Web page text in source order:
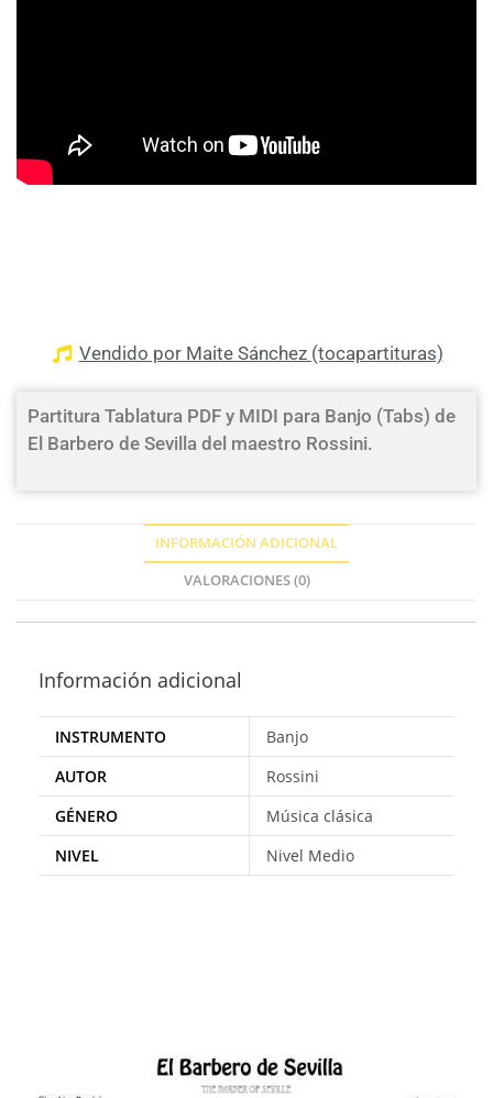
Vendido por Maite Sánchez (tocapartituras)
Partitura Tablatura PDF y MIDI para Banjo (Tabs) de
El Barbero de Sevilla del maestro Rossini.
INFORMACIÓN ADICIONAL
VALORACIONES (0)
Información adicional
INSTRUMENTO
Banjo
AUTOR
Rossini
GÉNERO
Música clásica
NIVEL
Nivel Medio